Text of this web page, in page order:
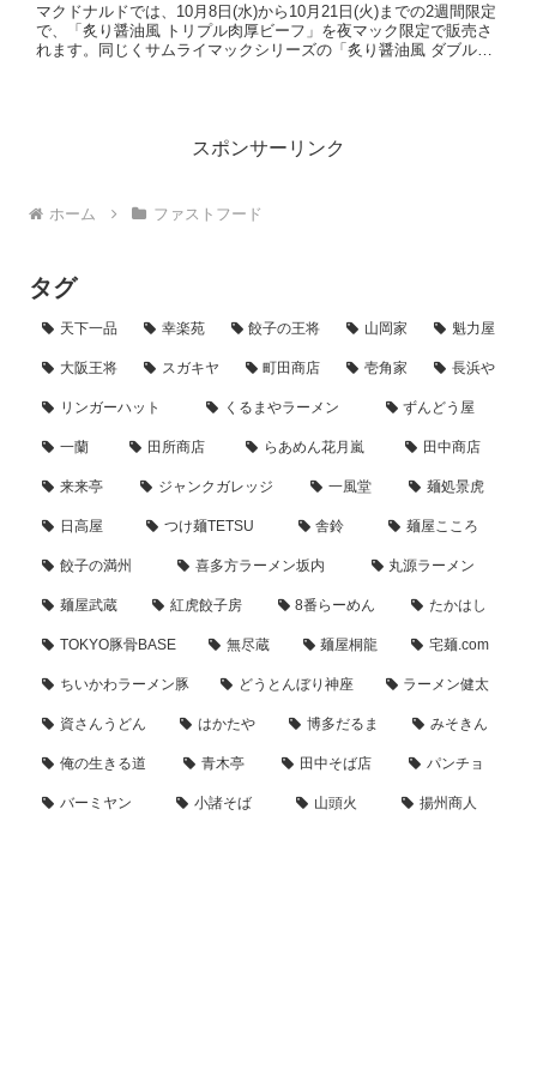
マクドナルドでは、10月8日(水)から10月21日(火)までの2週間限定
で、「炙り醤油風 トリプル肉厚ビーフ」を夜マック限定で販売さ
れます。同じくサムライマックシリーズの「炙り醤油風 ダブル肉
スポンサーリンク
ホーム ファストフード
タグ
天下一品 幸楽苑 餃子の王将 山岡家 魁力屋
大阪王将 スガキヤ 町田商店 壱角家 長浜や
リンガーハット くるまやラーメン ずんどう屋
一蘭 田所商店 らあめん花月嵐 田中商店
来来亭 ジャンクガレッジ 一風堂 麺処景虎
日高屋 つけ麺TETSU 舎鈴 麺屋こころ
餃子の満州 喜多方ラーメン坂内 丸源ラーメン
麺屋武蔵 紅虎餃子房 8番らーめん たかはし
TOKYO豚骨BASE 無尽蔵 麺屋桐龍 宅麺.com
ちいかわラーメン豚 どうとんぼり神座 ラーメン健太
資さんうどん はかたや 博多だるま みそきん
俺の生きる道 青木亭 田中そば店 パンチョ
バーミヤン 小諸そば 山頭火 揚州商人